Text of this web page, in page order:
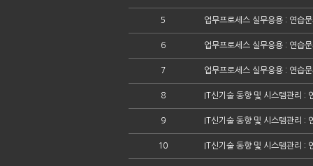
5 업무프로세스 실무응용 : 연습
6 업무프로세스 실무응용 : 연습
7 업무프로세스 실무응용 : 연습
8 IT신기술 동향 및 시스템관리 :
9 IT신기술 동향 및 시스템관리 :
10 IT신기술 동향 및 시스템관리 :